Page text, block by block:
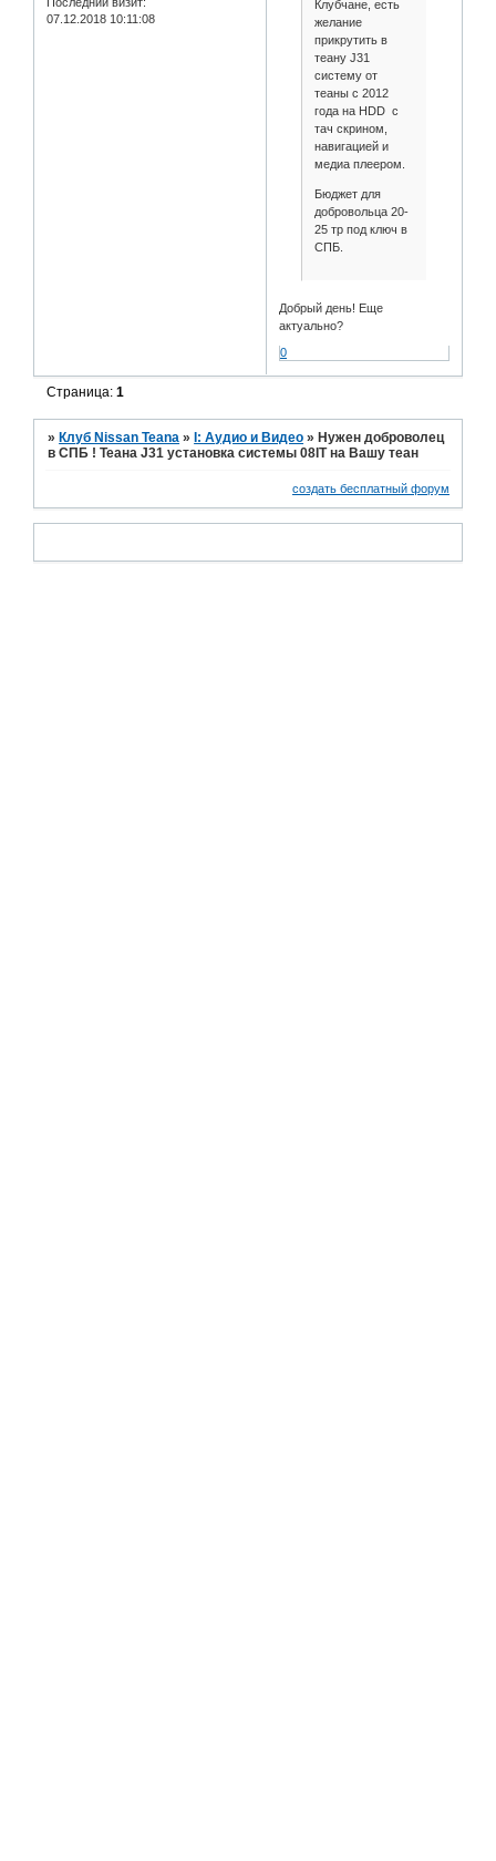
07.12.2018 10:11:08
Клубчане, есть
желание
прикрутить в
теану J31
систему от
теаны с 2012
года на HDD с
тач скрином,
навигацией и
медиа плеером.
Бюджет для
добровольца 20-
25 тр под ключ в
СПБ.
Добрый день! Еще
актуально?
0
Страница:1
» Клуб Nissan Teana » I: Аудио и Bидео » Нужен доброволец
в СПБ ! Теана J31 установка системы 08IT на Вашу теан
создать бесплатный форум